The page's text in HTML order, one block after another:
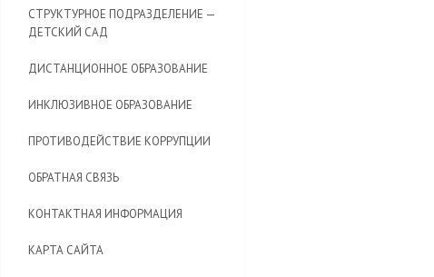
CТРУКТУРНОЕ ПОДРАЗДЕЛЕНИЕ —
ДЕТСКИЙ САД
ДИСТАНЦИОННОЕ ОБРАЗОВАНИЕ
ИНКЛЮЗИВНОЕ ОБРАЗОВАНИЕ
ПРОТИВОДЕЙСТВИЕ КОРРУПЦИИ
ОБРАТНАЯ СВЯЗЬ
КОНТАКТНАЯ ИНФОРМАЦИЯ
КАРТА САЙТА